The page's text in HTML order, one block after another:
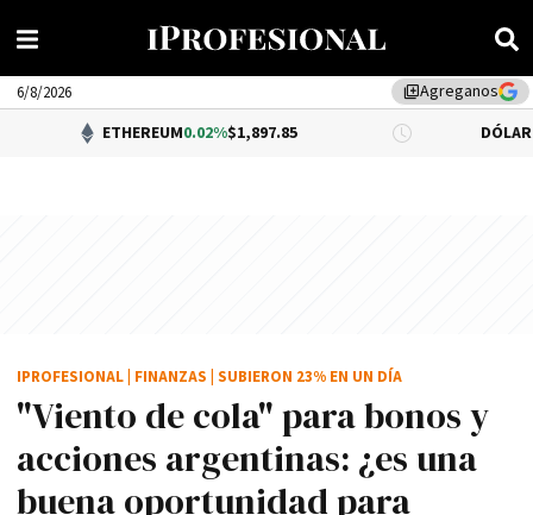
library_addAgreganos
6/8/2026
0.02%$1,897.85 DÓLAR BNA 0.34%
"Viento de cola" para bonos y
acciones argentinas: ¿es una
buena oportunidad para
IPROFESIONAL FINANZAS SUBIERON 23% EN UN DÍA